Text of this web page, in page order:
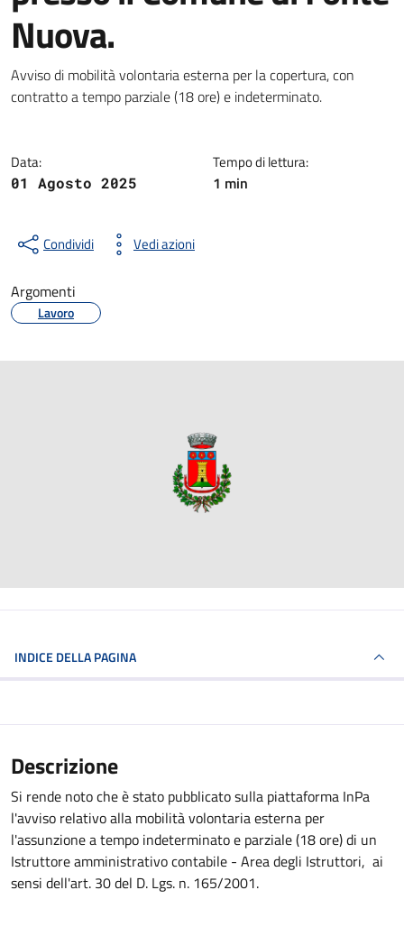
Nuova.
Dettagli della notizia
Avviso di mobilità volontaria esterna per la copertura, con
contratto a tempo parziale (18 ore) e indeterminato.
Data:
01 Agosto 2025
Tempo di lettura:
1 min
Condividi Vedi azioni
Argomenti
Lavoro
INDICE DELLA PAGINA
Descrizione
Si rende noto che è stato pubblicato sulla piattaforma InPa
l'avviso relativo alla mobilità volontaria esterna per
l'assunzione a tempo indeterminato e parziale (18 ore) di un
Istruttore amministrativo contabile - Area degli Istruttori, ai
sensi dell'art. 30 del D. Lgs. n. 165/2001.